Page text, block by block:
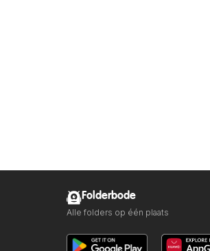
Folderbode
Alle folders op één plaats